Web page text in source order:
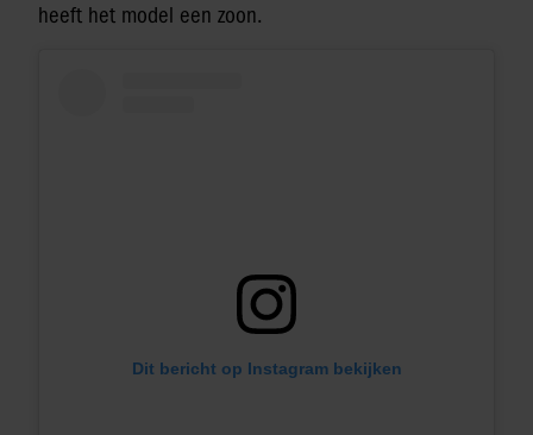
heeft het model een zoon.
Dit bericht op Instagram bekijken